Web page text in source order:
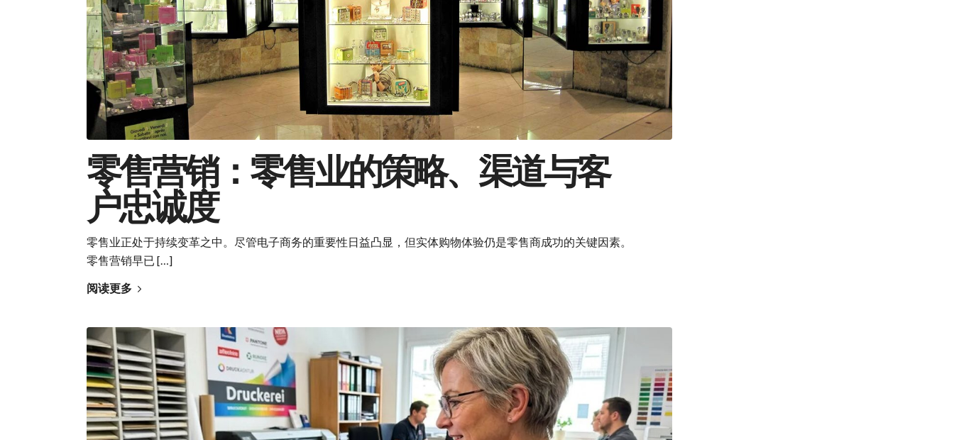
零售营销：零售业的策略、渠道与客
户忠诚度
零售业正处于持续变革之中。尽管电子商务的重要性日益凸显，但实体购物体验仍是零售商成功的关键因素。
零售营销早已 […]
阅读更多